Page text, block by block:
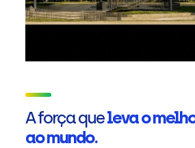
A força queleva o
ao mundo.